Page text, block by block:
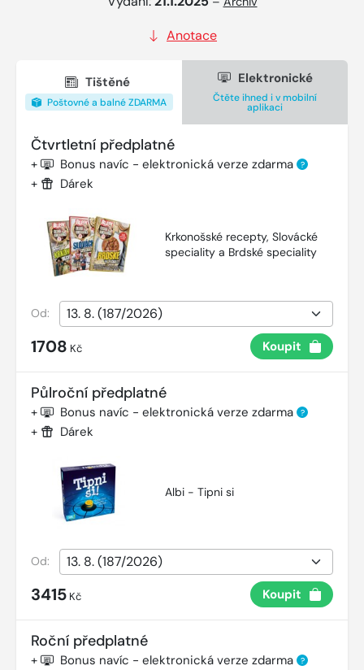
Anotace
Tištěné
Poštovné a balné ZDARMA
Elektronické
Čtěte ihned i v mobilní
aplikaci
Čtvrtletní předplatné
+ Bonus navíc - elektronická verze zdarma ?
+ Dárek
Krkonošské recepty, Slovácké
speciality a Brdské speciality
Od:
1708 Kč Koupit
Půlroční předplatné
+ Bonus navíc - elektronická verze zdarma ?
+ Dárek
Albi - Tipni si
Od:
3415 Kč Koupit
Roční předplatné
+ Bonus navíc - elektronická verze zdarma ?